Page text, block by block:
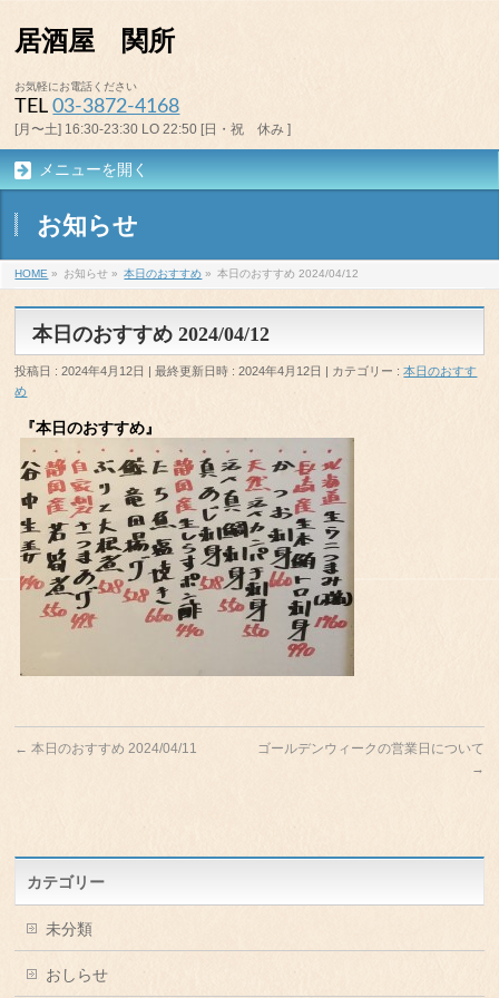
居酒屋 関所
お気軽にお電話ください
TEL03-3872-4168
[月〜土] 16:30-23:30 LO 22:50 [日・祝 休み ]
メニューを開く
お知らせ
HOME » お知らせ » 本日のおすすめ » 本日のおすすめ 2024/04/12
本日のおすすめ 2024/04/12
投稿日 : 2024年4月12日 最終更新日時 : 2024年4月12日 カテゴリー :本日のおすす
め
『本日のおすすめ』
← 本日のおすすめ 2024/04/11
ゴールデンウィークの営業日について
→
カテゴリー
未分類
おしらせ